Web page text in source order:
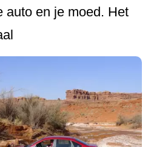
auto en je moed. Het